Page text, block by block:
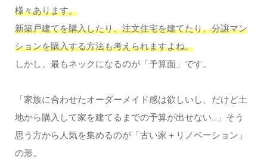
様々あります。
新築戸建てを購入したり、注文住宅を建てたり、分譲マン
ションを購入する方法も考えられますよね。
しかし、最もネックになるのが「予算面」です。
「家族に合わせたオーダーメイド感は欲しいし、だけど土
地から購入して家を建てるまでの予算が出せない…」そう
思う方から人気を集めるのが「古い家＋リノベーション」
の形。